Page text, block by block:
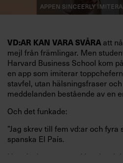
Appen Sinceerly
VD:AR KAN VARA SVÅRAatt
mejl från främlingar. Men
Harvard Business School kom
en app som imiterar
stavfel, utan hälsningsfraser
meddelanden bestående av en
Och det funkade:
”Jag skrev till fem vd:ar och fyra
spanska El País.
Horwitz har nu utvecklat sitt trick